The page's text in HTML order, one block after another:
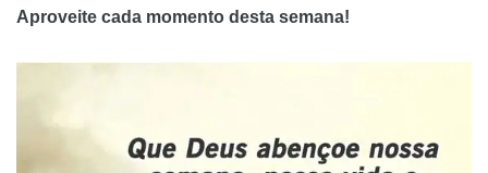
Aproveite cada momento desta semana!